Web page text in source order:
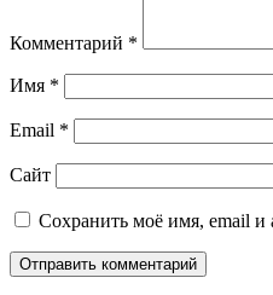
Комментарий *
Имя *
Email *
Сайт
Сохранить моё имя, email и